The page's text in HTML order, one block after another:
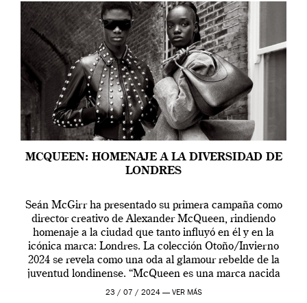
MCQUEEN: HOMENAJE A LA DIVERSIDAD DE
LONDRES
Seán McGirr ha presentado su primera campaña como
director creativo de Alexander McQueen, rindiendo
homenaje a la ciudad que tanto influyó en él y en la
icónica marca: Londres. La colección Otoño/Invierno
2024 se revela como una oda al glamour rebelde de la
juventud londinense. “McQueen es una marca nacida
en Londres y siempre ha […]
23 / 07 / 2024 — VER MÁS